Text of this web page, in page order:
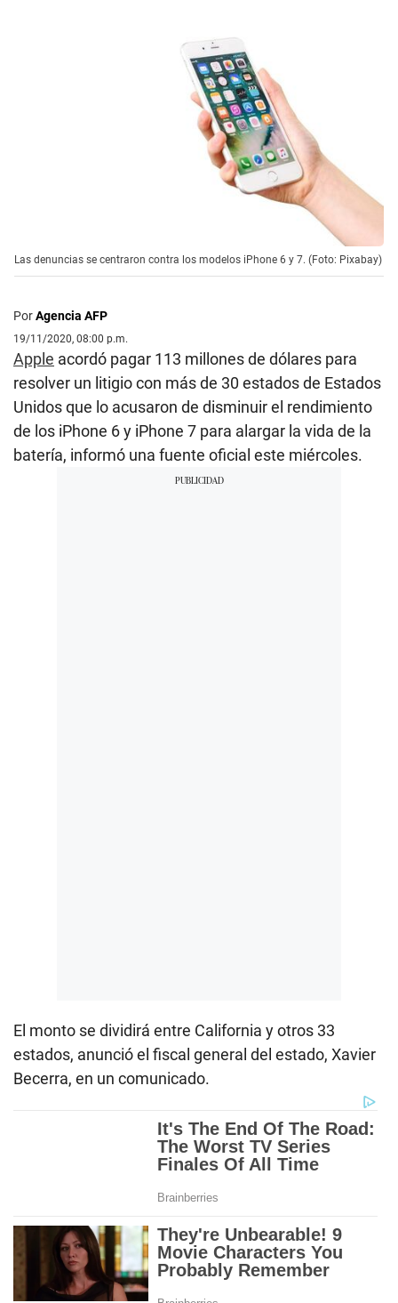
Las denuncias se centraron contra los modelos iPhone 6 y 7. (Foto: Pixabay)
PorAgencia AFP
19/11/2020, 08:00 p.m.
Apple acordó pagar 113 millones de dólares para
resolver un litigio con más de 30 estados de Estados
Unidos que lo acusaron de disminuir el rendimiento
de los iPhone 6 y iPhone 7 para alargar la vida de la
batería, informó una fuente oficial este miércoles.
El monto se dividirá entre California y otros 33
estados, anunció el fiscal general del estado, Xavier
Becerra, en un comunicado.